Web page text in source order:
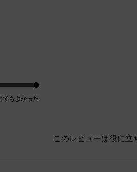
てもよかった
このレビューは役に立